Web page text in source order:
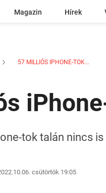
Magazin Hírek
57 MILLIÓS IPHONE-TOK...
tok talán nincs
csütörtök 19:05